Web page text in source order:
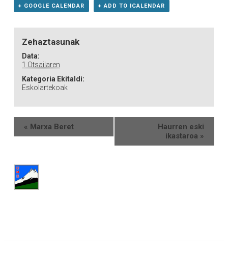
+ GOOGLE CALENDAR + ADD TO ICALENDAR
Zehaztasunak
Data:
1 Otsailaren
Kategoria Ekitaldi:
Eskolartekoak
« Marxa Beret
Haurren eski
ikastaroa »